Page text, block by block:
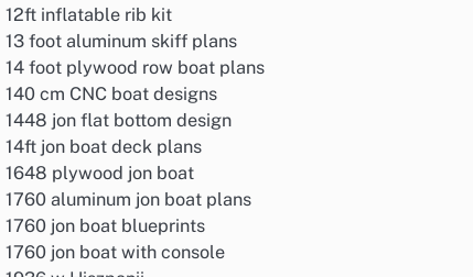
12ft inflatable rib kit
13 foot aluminum skiff plans
14 foot plywood row boat plans
140 cm CNC boat designs
1448 jon flat bottom design
14ft jon boat deck plans
1648 plywood jon boat
1760 aluminum jon boat plans
1760 jon boat blueprints
1760 jon boat with console